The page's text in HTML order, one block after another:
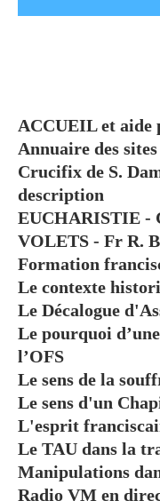
ACCUEIL et aide
Annuaire des
Crucifix de S.
description
EUCHARISTIE -
VOLETS - Fr R.
Formation
Le contexte
Le Décalogue
Le pourquoi
l’OFS
Le sens de la
Le sens d'un
L'esprit
Le TAU dans la
Manipulations
Radio VM en